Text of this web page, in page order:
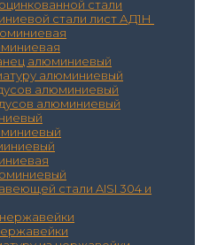
стали
стали лист АД1Н
алюминиевый
алюминиевый
алюминиевый
алюминиевый
стали AISI 304 и